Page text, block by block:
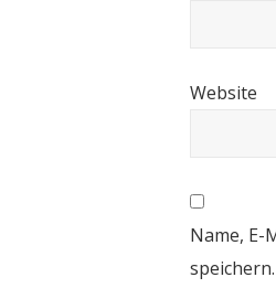
Website
Name, E-
speichern.